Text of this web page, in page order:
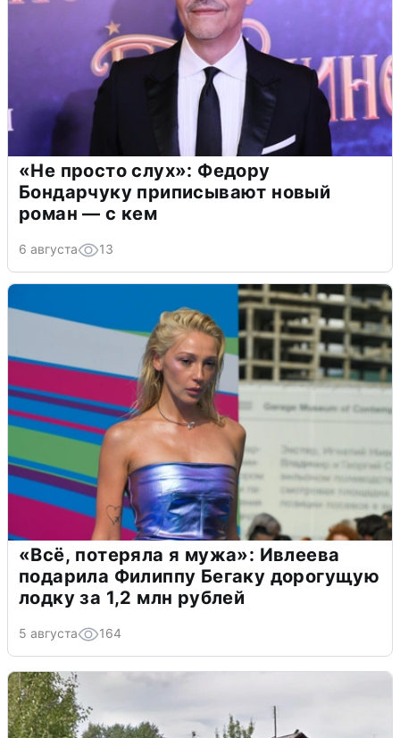
«Не просто слух»: Федору
Бондарчуку приписывают новый
роман — с кем
6 августа 13
«Всё, потеряла я мужа»: Ивлеева
подарила Филиппу Бегаку дорогущую
лодку за 1,2 млн рублей
5 августа 164